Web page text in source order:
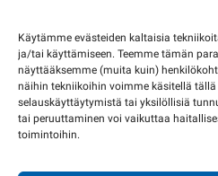
Käytämme evästeiden kaltaisia
ja/tai käyttämiseen. Teemme tämän
näyttääksemme (muita kuin)
näihin tekniikoihin voimme käsitellä
selauskäyttäytymistä tai yksilöllisiä
tai peruuttaminen voi vaikuttaa
toimintoihin.
MYYMÄLÄT JA
USEIN KYSYTYT
AJANKOHTAISTA